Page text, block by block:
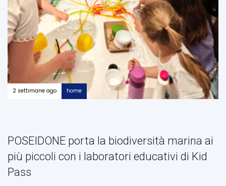
2 settimane ago home
POSEIDONE porta la biodiversità marina ai
più piccoli con i laboratori educativi di Kid
Pass